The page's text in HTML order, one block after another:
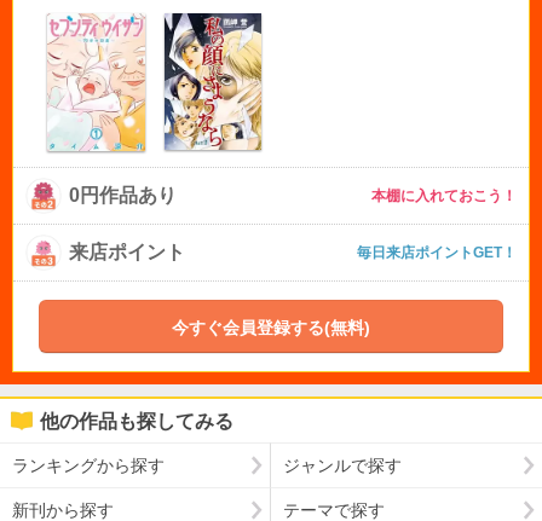
0円作品あり 本棚に入れておこう！
来店ポイント 毎日来店ポイントGET！
今すぐ会員登録する(無料)
他の作品も探してみる
ランキングから探す ジャンルで探す
新刊から探す テーマで探す